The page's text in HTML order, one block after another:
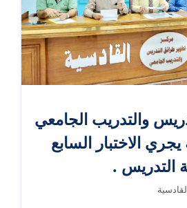
والتدريب الجامعي
الاختبار السابع
التدريس .